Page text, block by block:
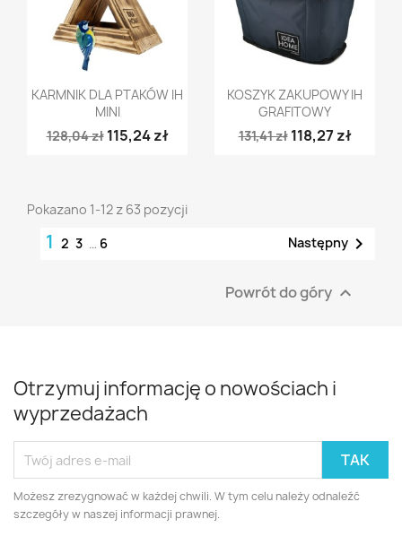
Szybki podgląd
KARMNIK DLA PTAKÓW IH
MINI
128,04 zł 115,24 zł
Szybki podgląd
KOSZYK ZAKUPOWY IH
GRAFITOWY
131,41 zł 118,27 zł
Pokazano 1-12 z 63 pozycji
1 2 3 … 6 Następny 
Powrót do góry 
Otrzymuj informację o nowościach i
wyprzedażach
Możesz zrezygnować w każdej chwili. W tym celu należy odnaleźć
szczegóły w naszej informacji prawnej.